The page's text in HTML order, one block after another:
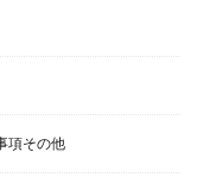
項その他